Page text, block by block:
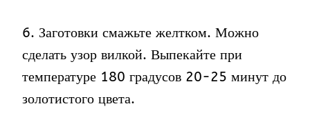
6. Заготовки смажьте желтком. Можно
сделать узор вилкой. Выпекайте при
температуре 180 градусов 20-25 минут до
золотистого цвета.